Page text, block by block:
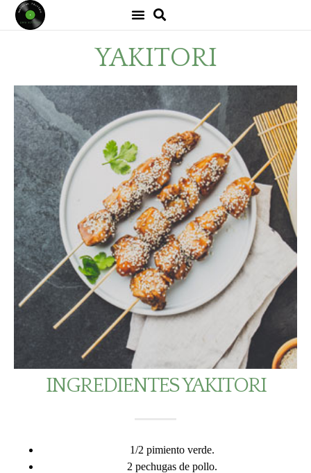
YAKITORI
INGREDIENTES YAKITORI
1/2 pimiento verde.
2 pechugas de pollo.